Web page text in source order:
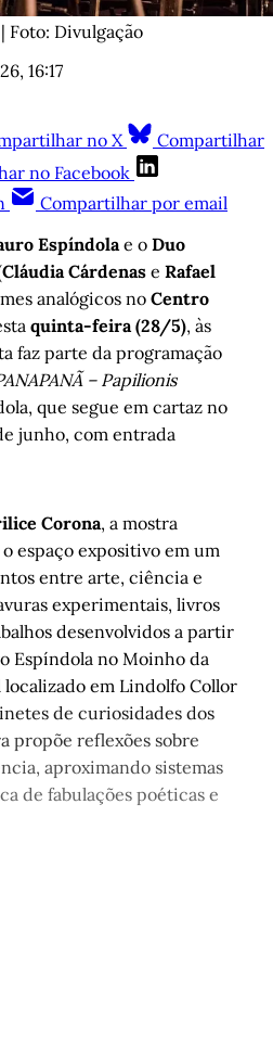
Foto: Divulgação
16:17
no X
Compartilhar
no Facebook
Compartilhar por email
Espíndolae o Duo
Cláudia Cárdenas e Rafael
analógicos no Centro
quinta-feira (28/5), às
faz parte da programação
– Papilionis
que segue em cartaz no
junho, com entrada
Corona, a mostra
espaço expositivo em um
entre arte, ciência e
experimentais, livros
desenvolvidos a partir
Espíndola no Moinho da
em Lindolfo Collor
de curiosidades dos
propõe reflexões sobre
aproximando sistemas
de fabulações poéticas e